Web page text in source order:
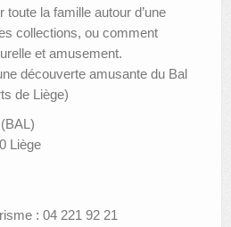
la famille autour d’une
collections, ou comment
et amusement.
découverte amusante du Bal
de Liège)
Liège
: 04 221 92 21